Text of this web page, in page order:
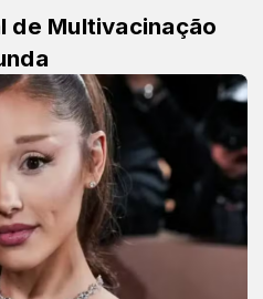
de Multivacinação